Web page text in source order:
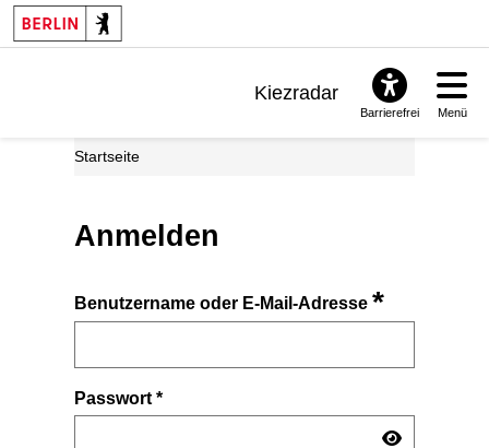
Kiezradar
Barrierefrei Menü
Startseite
Anmelden
Benutzername oder E-Mail-Adresse*
Passwort*